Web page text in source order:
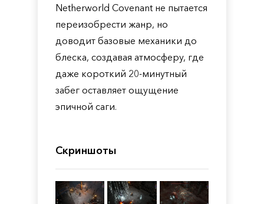
Netherworld Covenant не пытается
переизобрести жанр, но
доводит базовые механики до
блеска, создавая атмосферу, где
даже короткий 20-минутный
забег оставляет ощущение
эпичной саги.
Скриншоты